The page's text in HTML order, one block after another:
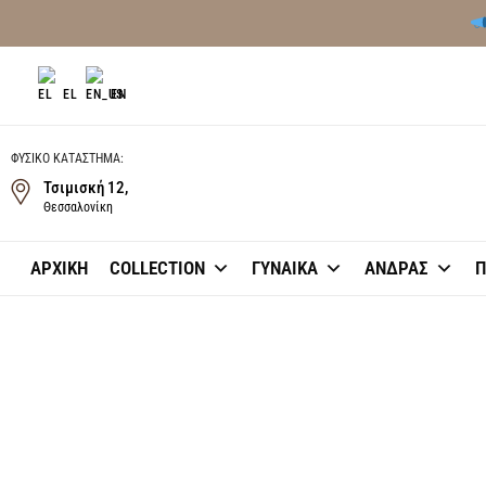
EL EN
ΚΟΣΜΗΜΑΤΑ
ΦΥΣΙΚΟ ΚΑΤΑΣΤΗΜΑ:
Τσιμισκή 12,
Θεσσαλονίκη
ΑΡΧΙΚΗ COLLECTION ΓΥΝΑΙΚΑ ΑΝΔΡΑΣ